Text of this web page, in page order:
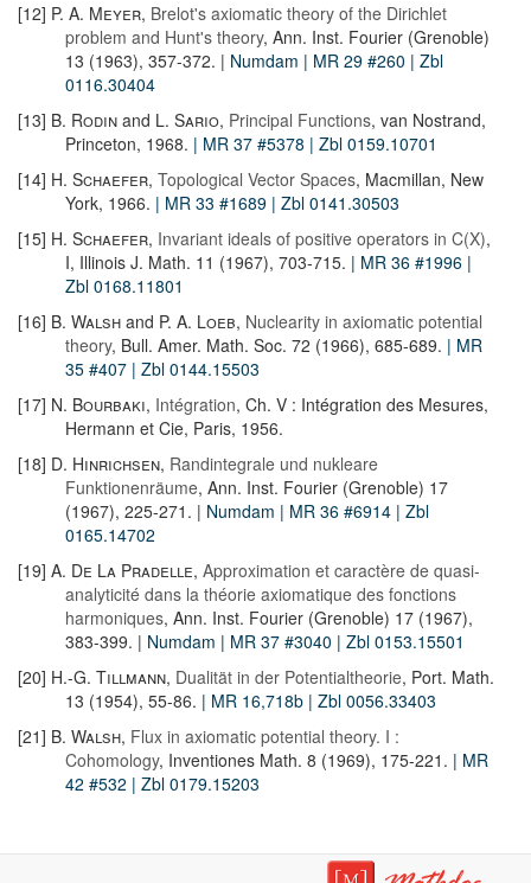
[12] P. A. Meyer, Brelot's axiomatic theory of the Dirichlet
problem and Hunt's theory, Ann. Inst. Fourier (Grenoble)
13 (1963), 357-372. | Numdam | MR 29 #260 | Zbl
0116.30404
[13] B. Rodin and L. Sario, Principal Functions, van Nostrand,
Princeton, 1968. | MR 37 #5378 | Zbl 0159.10701
[14] H. Schaefer, Topological Vector Spaces, Macmillan, New
York, 1966. | MR 33 #1689 | Zbl 0141.30503
[15] H. Schaefer, Invariant ideals of positive operators in C(X),
I, Illinois J. Math. 11 (1967), 703-715. | MR 36 #1996 |
Zbl 0168.11801
[16] B. Walsh and P. A. Loeb, Nuclearity in axiomatic potential
theory, Bull. Amer. Math. Soc. 72 (1966), 685-689. | MR
35 #407 | Zbl 0144.15503
[17] N. Bourbaki, Intégration, Ch. V : Intégration des Mesures,
Hermann et Cie, Paris, 1956.
[18] D. Hinrichsen, Randintegrale und nukleare
Funktionenräume, Ann. Inst. Fourier (Grenoble) 17
(1967), 225-271. | Numdam | MR 36 #6914 | Zbl
0165.14702
[19] A. De La Pradelle, Approximation et caractère de quasi-
analyticité dans la théorie axiomatique des fonctions
harmoniques, Ann. Inst. Fourier (Grenoble) 17 (1967),
383-399. | Numdam | MR 37 #3040 | Zbl 0153.15501
[20] H.-G. Tillmann, Dualität in der Potentialtheorie, Port. Math.
13 (1954), 55-86. | MR 16,718b | Zbl 0056.33403
[21] B. Walsh, Flux in axiomatic potential theory. I :
Cohomology, Inventiones Math. 8 (1969), 175-221. | MR
42 #532 | Zbl 0179.15203